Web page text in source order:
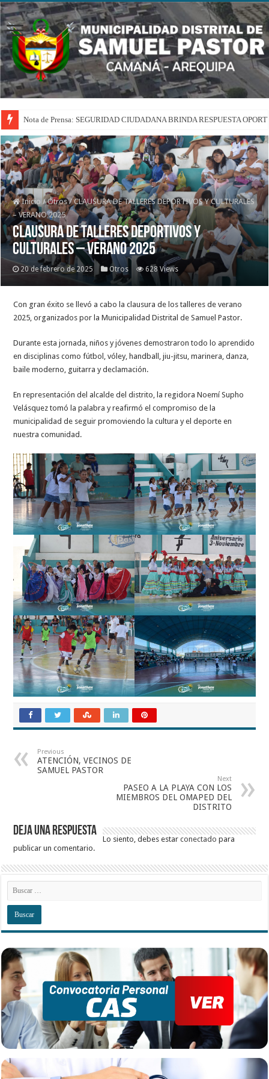
Nota de Prensa: SEGURIDAD CIUDADANA BRINDA RESPUESTA
Inicio / Otros / CLAUSURA DE TALLERES DEPORTIVOS Y CULTURALES
– VERANO 2025
CLAUSURA DE TALLERES DEPORTIVOS Y
CULTURALES – VERANO 2025
20 de febrero de 2025 Otros 628 Views
Con gran éxito se llevó a cabo la clausura de los talleres de verano
2025, organizados por la Municipalidad Distrital de Samuel Pastor.
Durante esta jornada, niños y jóvenes demostraron todo lo aprendido
en disciplinas como fútbol, vóley, handball, jiu-jitsu, marinera, danza,
baile moderno, guitarra y declamación.
En representación del alcalde del distrito, la regidora Noemí Supho
Velásquez tomó la palabra y reafirmó el compromiso de la
municipalidad de seguir promoviendo la cultura y el deporte en
nuestra comunidad.
Previous
ATENCIÓN, VECINOS DE
SAMUEL PASTOR
Next
PASEO A LA PLAYA CON LOS
MIEMBROS DEL OMAPED DEL
DISTRITO
Deja una respuesta
Lo siento, debes estarconectado para
publicar un comentario.